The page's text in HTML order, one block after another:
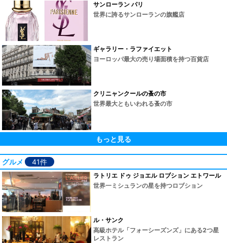
サンローラン パリ
世界に誇るサンローランの旗艦店
ギャラリー・ラファイエット
ヨーロッパ最大の売り場面積を持つ百貨店
クリニャンクールの蚤の市
世界最大ともいわれる蚤の市
もっと見る
グルメ 41件
ラトリエ ドゥ ジョエル ロブション エトワール
世界一ミシュランの星を持つロブション
ル・サンク
高級ホテル「フォーシーズンズ」にある2つ星
レストラン